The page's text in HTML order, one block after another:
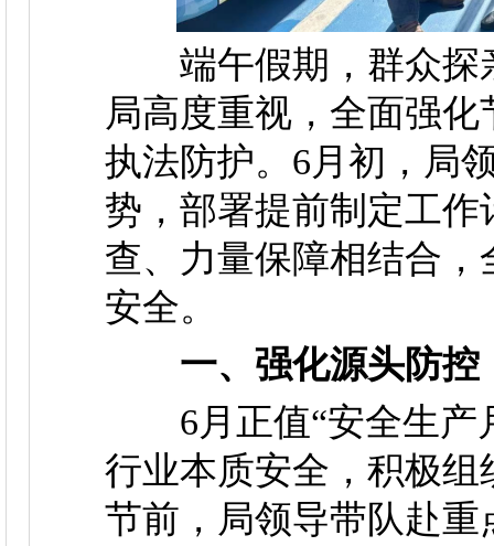
端午假期，群众探
局高度重视，全面强
执法防护。6月初，局
势，部署提前制定工
查、力量保障相结合
安全。
一、强化源头防
6月正值“安全生产
行业本质安全，积极
节前，局领导带队赴